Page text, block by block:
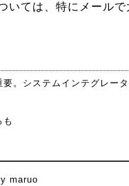
いては、特にメールで
。システムインテグレー
maruo